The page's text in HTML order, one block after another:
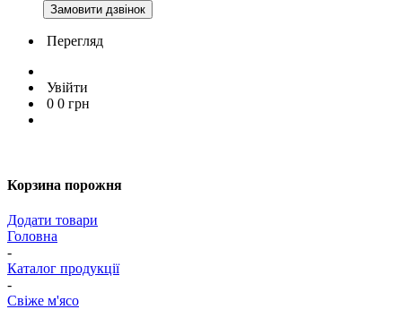
Замовити дзвінок
Перегляд
Увійти
0 0 грн
Корзина порожня
Додати товари
Головна
-
Каталог продукції
-
Свіже м'ясо